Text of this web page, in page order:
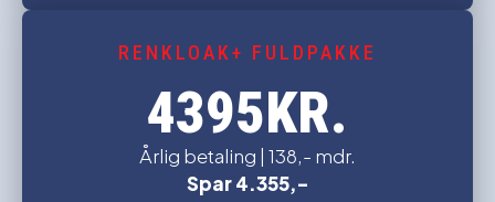
RENKLOAK+ FULDPAKKE
4395KR.
Årlig betaling | 138,- mdr.
Spar 4.355,-